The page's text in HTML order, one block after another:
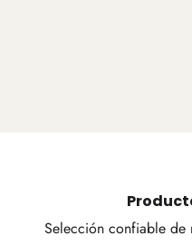
Selección confiable de